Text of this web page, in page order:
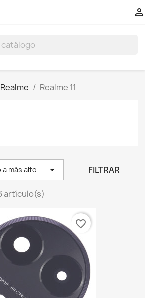

Realme Realme 11
a más alto  FILTRAR
artículo(s)
favorite_border